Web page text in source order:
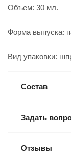
Объем: 30 мл.
Форма выпуска:
Вид упаковки:
Состав
Задать
Отзывы